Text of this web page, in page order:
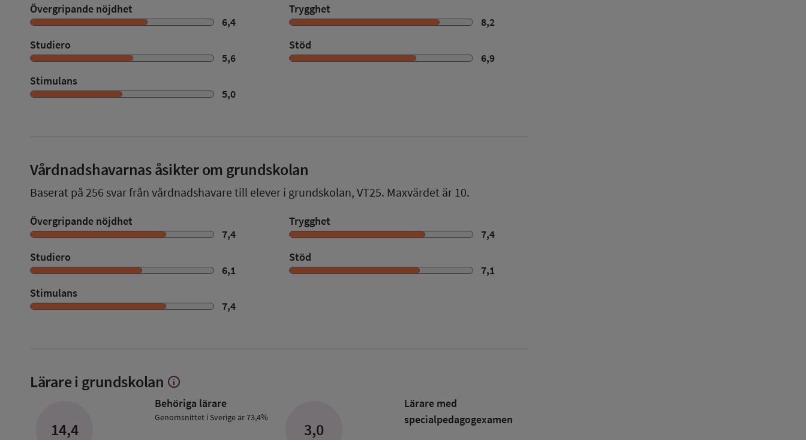
Övergripande nöjdhet
6,4
Trygghet
8,2
Studiero
5,6
Stöd
6,9
Stimulans
5,0
Vårdnadshavarnas åsikter om grundskolan
Baserat på 256 svar från vårdnadshavare till elever i grundskolan, VT25. Maxvärdet är 10.
Övergripande nöjdhet
7,4
Trygghet
7,4
Studiero
6,1
Stöd
7,1
Stimulans
7,4
Lärare i grundskolan Visa
om
Lärare
info
14,4
Behöriga lärare
Genomsnittet i Sverige är 73,4%
3,0
Lärare med
specialpedagog­examen